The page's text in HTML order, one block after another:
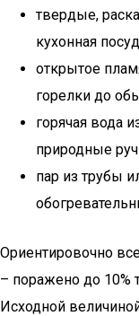
твердые,
кухонная
открытое
горелки до
горячая вода
природные
пар из трубы
Ориентировочно
– поражено до 10%
Исходной